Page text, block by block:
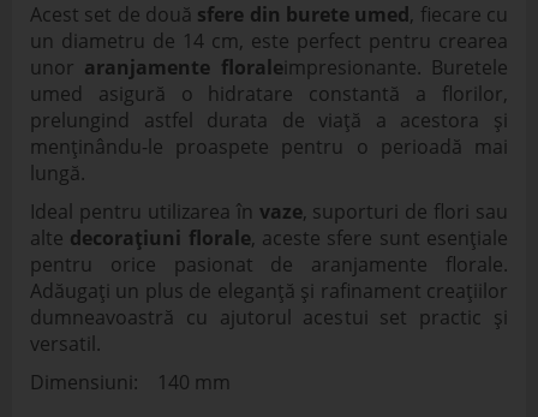
Acest set de două sfere din burete umed, fiecare cu
un diametru de 14 cm, este perfect pentru crearea
unor aranjamente floraleimpresionante. Buretele
umed asigură o hidratare constantă a florilor,
prelungind astfel durata de viață a acestora și
menținându-le proaspete pentru o perioadă mai
lungă.
Ideal pentru utilizarea în vaze, suporturi de flori sau
alte decorațiuni florale, aceste sfere sunt esențiale
pentru orice pasionat de aranjamente florale.
Adăugați un plus de eleganță și rafinament creațiilor
dumneavoastră cu ajutorul acestui set practic și
versatil.
Dimensiuni: 140 mm